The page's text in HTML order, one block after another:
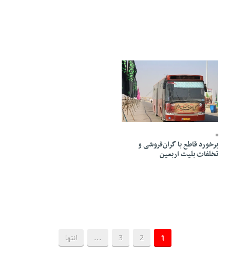
09 Mordad 1405 - 19:47
برخورد قاطع با گران‌فروشی و
تخلفات بلیت اربعین
1
2
3
... انتها